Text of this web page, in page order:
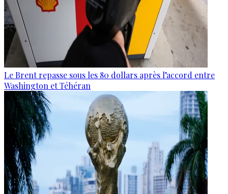
Le Brent repasse sous les 80 dollars après l’accord entre
Washington et Téhéran